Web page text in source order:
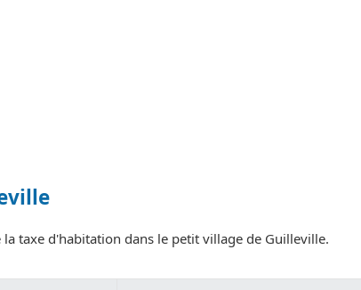
taxe d'habitation dans le petit village de Guilleville.